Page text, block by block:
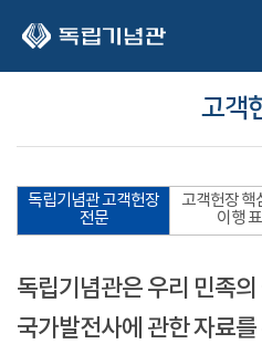
고객
독립기념관 고객헌장
전문
고객헌장 핵
이행
독립기념관은 우리 민족
국가발전사에 관한 자료를